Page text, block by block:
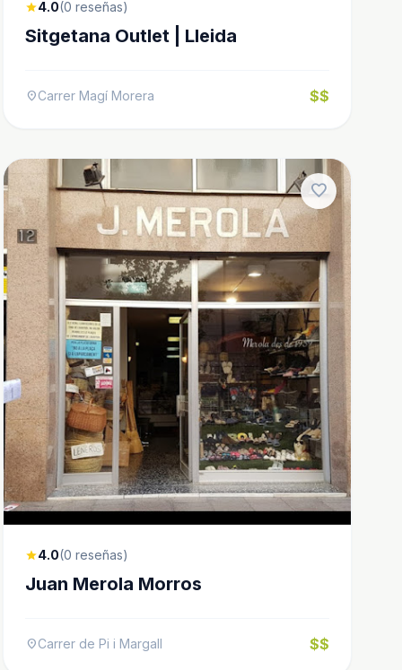
star4.0(0 reseñas)
Sitgetana Outlet | Lleida
location_onCarrer Magí Morera $$
favorite
star4.0(0 reseñas)
Juan Merola Morros
location_onCarrer de Pi i Margall $$